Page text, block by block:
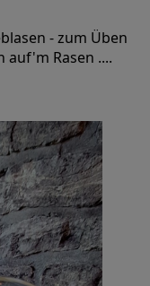
- zum Üben
auf'm Rasen ....